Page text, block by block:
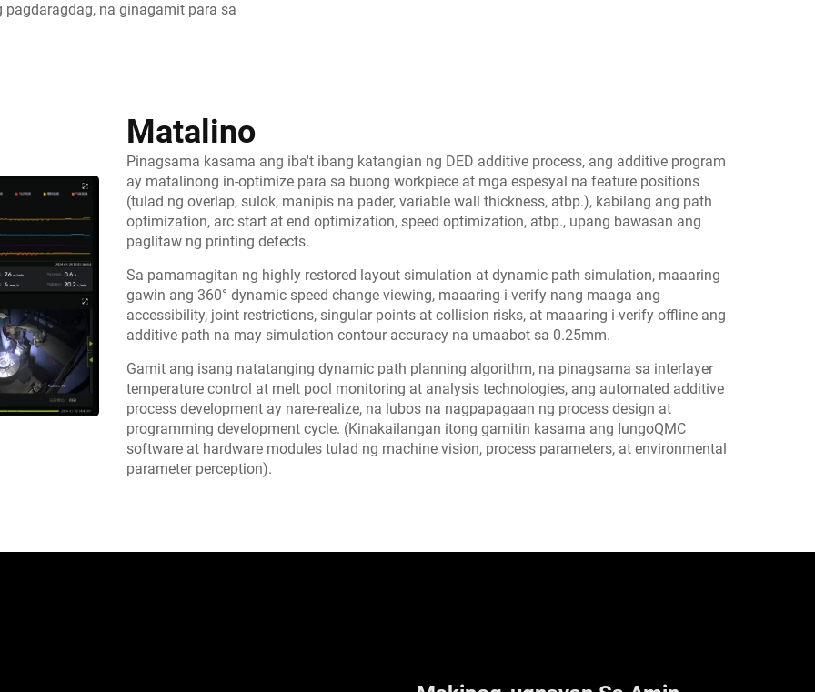
na ginagamit para sa
Matalino
Pinagsama kasama ang iba't ibang katangian ng DED additive process, ang additive program
ay matalinong in-optimize para sa buong workpiece at mga espesyal na feature positions
(tulad ng overlap, sulok, manipis na pader, variable wall thickness, atbp.), kabilang ang path
optimization, arc start at end optimization, speed optimization, atbp., upang bawasan ang
paglitaw ng printing defects.
Sa pamamagitan ng highly restored layout simulation at dynamic path simulation, maaaring
gawin ang 360° dynamic speed change viewing, maaaring i-verify nang maaga ang
accessibility, joint restrictions, singular points at collision risks, at maaaring i-verify offline ang
additive path na may simulation contour accuracy na umaabot sa 0.25mm.
Gamit ang isang natatanging dynamic path planning algorithm, na pinagsama sa interlayer
temperature control at melt pool monitoring at analysis technologies, ang automated additive
process development ay nare-realize, na lubos na nagpapagaan ng process design at
programming development cycle. (Kinakailangan itong gamitin kasama ang IungoQMC
software at hardware modules tulad ng machine vision, process parameters, at environmental
parameter perception).